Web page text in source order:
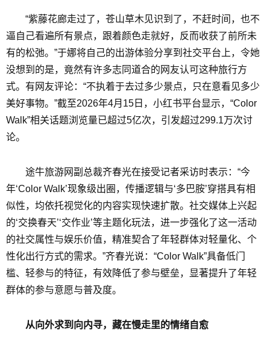
“紫藤花廊走过了，苍山草木见识到了，不赶时间，也不
逼自己看遍所有景点，跟着颜色走就好，反而收获了前所未
有的松弛。”于娜将自己的出游体验分享到社交平台上，令她
没想到的是，竟然有许多志同道合的网友认可这种旅行方
式。有网友评论：“不执着于去过多少景点，只在意看见多少
美好事物。”截至2026年4月15日，小红书平台显示，“Color
Walk”相关话题浏览量已超过5亿次，引发超过299.1万次讨
论。
途牛旅游网副总裁齐春光在接受记者采访时表示：“今
年‘Color Walk’现象级出圈，传播逻辑与‘多巴胺’穿搭具有相
似性，均依托视觉化的内容实现快速扩散。社交媒体上兴起
的‘交换春天’‘交作业’等主题化玩法，进一步强化了这一活动
的社交属性与娱乐价值，精准契合了年轻群体对轻量化、个
性化出行方式的需求。”齐春光说：“Color Walk”具备低门
槛、轻参与的特征，有效降低了参与壁垒，显著提升了年轻
群体的参与意愿与普及度。
从向外求到向内寻，藏在慢走里的情绪自愈